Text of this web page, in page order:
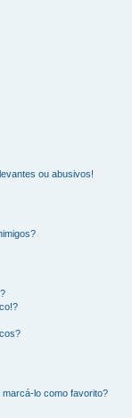
ou abusivos!
lo como favorito?